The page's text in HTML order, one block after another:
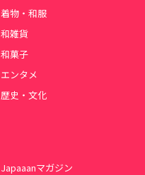
着物・和服
和雑貨
和菓子
エンタメ
歴史・文化
Japaaanマガジン